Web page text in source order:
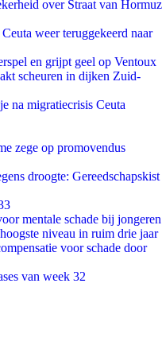
over Straat van Hormuz
weer teruggekeerd naar
en grijpt geel op Ventoux
scheuren in dijken Zuid-
na migratiecrisis Ceuta
zege op promovendus
droogte: Gereedschapskist
mentale schade bij jongeren
niveau in ruim drie jaar
voor schade door
van week 32